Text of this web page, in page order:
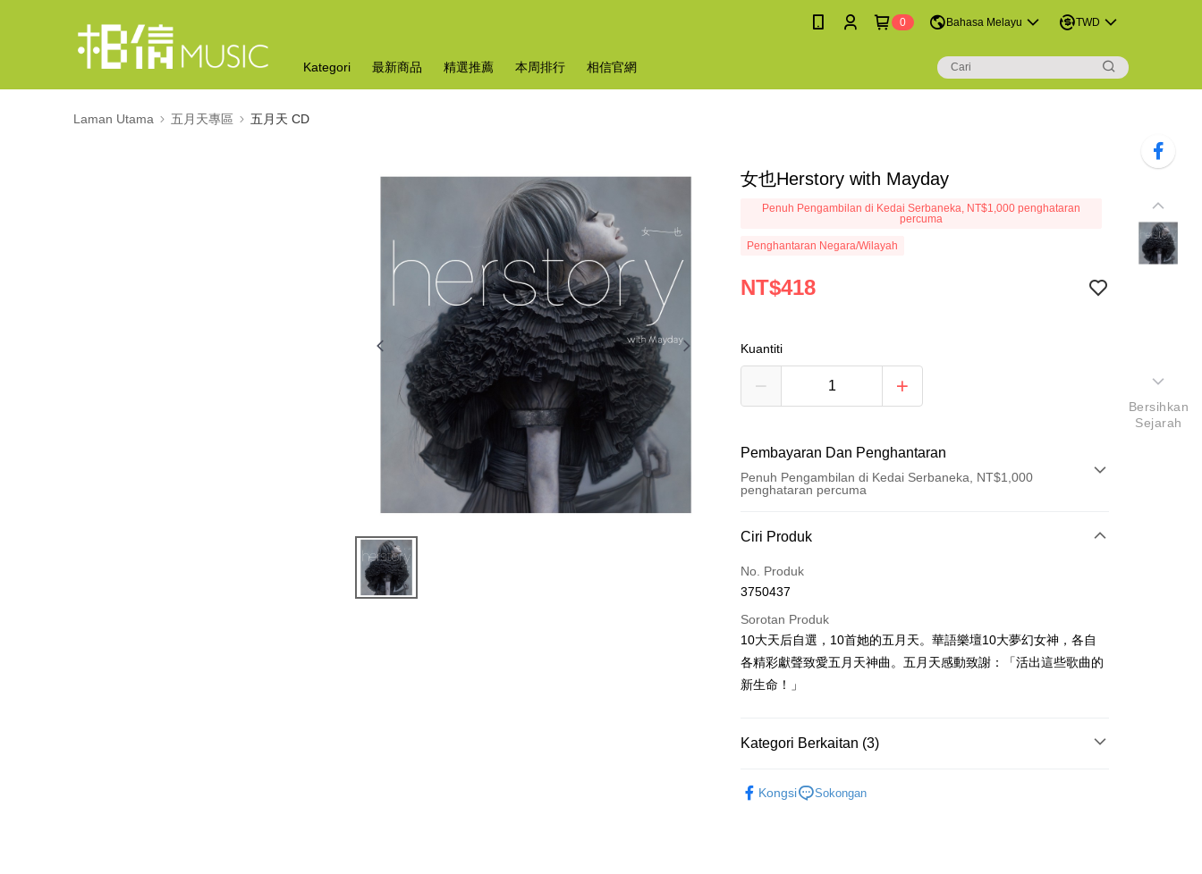
0 Bahasa Melayu TWD
Kategori 最新商品 精選推薦 本周排行 相信官網
Laman Utama 五月天專區 五月天 CD
女也Herstory with Mayday
Penuh Pengambilan di Kedai Serbaneka, NT$1,000 penghataran
percuma
Penghantaran Negara/Wilayah
NT$418
Kuantiti
Pembayaran Dan Penghantaran
Penuh Pengambilan di Kedai Serbaneka, NT$1,000
penghataran percuma
Kaedah Pembayaran
Kad Kredit (Bayaran Penuh)
Pengambilan di Kedai Serbaneka
LINE Pay
Apple Pay
Pemindahan ATM
Ciri Produk
No. Produk
3750437
Sorotan Produk
10大天后自選，10首她的五月天。華語樂壇10大夢幻女神，各自
各精彩獻聲致愛五月天神曲。五月天感動致謝：「活出這些歌曲的
新生命！」
Kategori Berkaitan (3)
Kongsi Sokongan
Bersihkan
Sejarah